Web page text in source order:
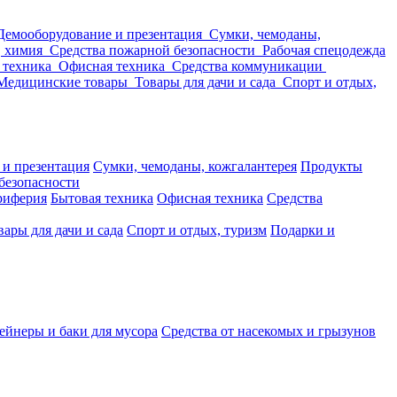
и презентация Сумки, чемоданы,
химия Средства пожарной безопасности Рабочая спецодежда
Офисная техника Средства коммуникации
товары Товары для дачи и сада Спорт и отдых,
презентация Сумки, чемоданы, кожгалантерея Продукты
Бытовая техника Офисная техника Средства
для дачи и сада Спорт и отдых, туризм Подарки и
и баки для мусора Средства от насекомых и грызунов